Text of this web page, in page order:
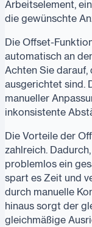
Arbeitselement,
die gewünschte
Die Offset-
automatisch an
Achten Sie
ausgerichtet sind.
manueller
inkonsistente
Die Vorteile der
zahlreich.
problemlos ein
spart es Zeit und
durch manuelle
hinaus sorgt der
gleichmäßige